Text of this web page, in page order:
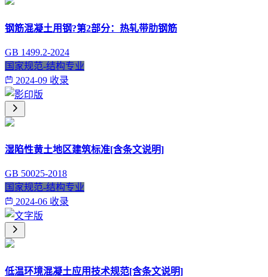
钢筋混凝土用钢?第2部分：热轧带肋钢筋
GB 1499.2-2024
国家规范-结构专业
2024-09 收录
湿陷性黄土地区建筑标准[含条文说明]
GB 50025-2018
国家规范-结构专业
2024-06 收录
低温环境混凝土应用技术规范[含条文说明]